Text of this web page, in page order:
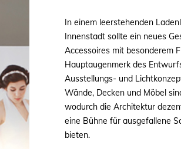
In einem leerstehenden
Innenstadt sollte ein neues
Accessoires mit besonderem
Hauptaugenmerk des
Ausstellungs- und
Wände, Decken und Möbel
wodurch die Architektur
eine Bühne für ausgefallene
bieten.